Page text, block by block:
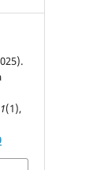
1(1),